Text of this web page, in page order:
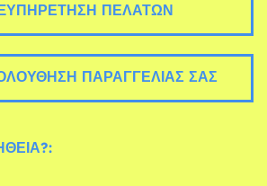
ΠΕΛΑΤΏΝ
ΠΑΡΑΓΓΕΛΊΑΣ ΣΑΣ